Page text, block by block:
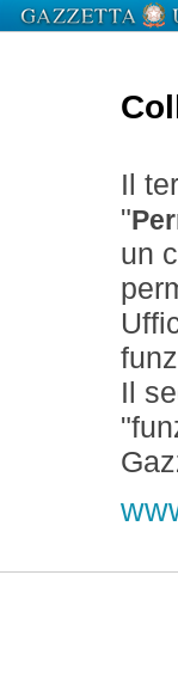
Il
"
un
Il